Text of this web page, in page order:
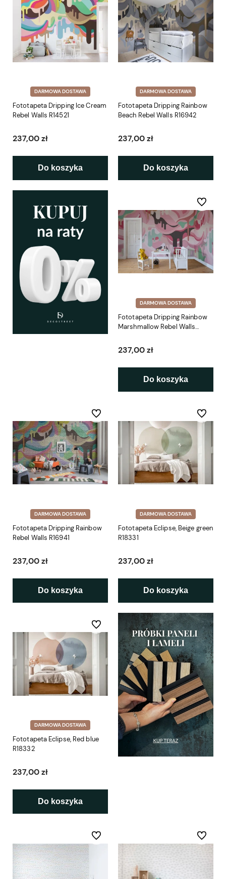
DARMOWA DOSTAWA
Fototapeta Dripping Ice Cream
Rebel Walls R14521
237,00 zł
Do koszyka
DARMOWA DOSTAWA
Fototapeta Dripping Rainbow
Beach Rebel Walls R16942
237,00 zł
Do koszyka
DARMOWA DOSTAWA
Fototapeta Dripping Rainbow
Marshmallow Rebel Walls
237,00 zł
Do koszyka
Do
DARMOWA DOSTAWA
Fototapeta Dripping Rainbow
Rebel Walls R16941
237,00 zł
Do koszyka
Do ulubionych
DARMOWA DOSTAWA
Fototapeta Eclipse, Beige green
R18331
237,00 zł
Do koszyka
Do
DARMOWA DOSTAWA
Fototapeta Eclipse, Red blue
R18332
237,00 zł
Do koszyka
Do ulubionych
Do ulubionych Do